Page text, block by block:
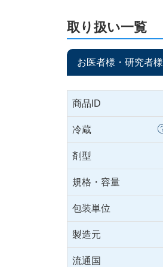
取り扱い一覧
お医者様・研究者様
商品ID
冷蔵
剤型
規格・容量
包装単位
製造元
流通国